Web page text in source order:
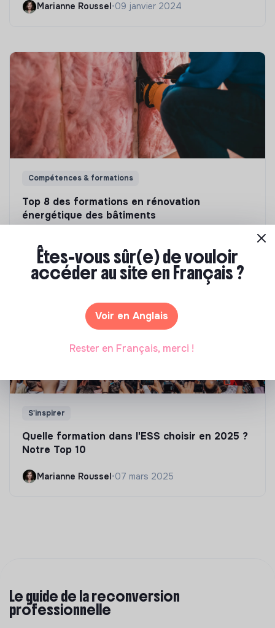
Marianne Roussel •09 janvier 2024
Compétences & formations
Top 8 des formations en rénovation
énergétique des bâtiments
S'inspirer
Quelle formation dans l'ESS choisir en 2025 ?
Notre Top 10
Marianne Roussel•07 mars 2025
Le guide de la reconversion
professionnelle
Êtes-vous sûr(e) de vouloir
accéder au site en Français ?
Voir en Anglais
Rester en Français, merci !